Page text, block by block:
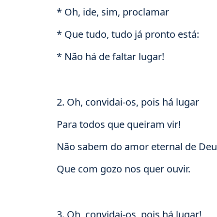
* Oh, ide, sim, proclamar
* Que tudo, tudo já pronto está:
* Não há de faltar lugar!
2. Oh, convidai-os, pois há lugar
Para todos que queiram vir!
Não sabem do amor eternal de
Que com gozo nos quer ouvir.
3. Oh, convidai-os, pois há lugar!